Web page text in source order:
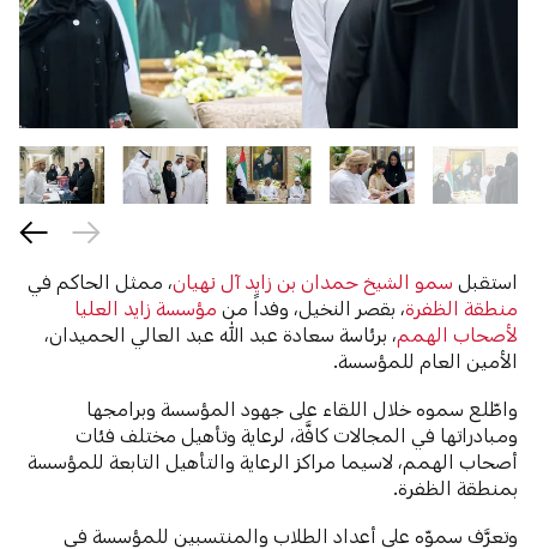
استقبل سمو الشيخ حمدان بن زايد آل نهيان، ممثل الحاكم في
منطقة الظفرة، بقصر النخيل، وفداً من مؤسسة زايد العليا
لأصحاب الهمم، برئاسة سعادة عبد الله عبد العالي الحميدان،
الأمين العام للمؤسسة.
واطّلع سموه خلال اللقاء على جهود المؤسسة وبرامجها
ومبادراتها في المجالات كافَّة، لرعاية وتأهيل مختلف فئات
أصحاب الهمم، لاسيما مراكز الرعاية والتأهيل التابعة للمؤسسة
بمنطقة الظفرة.
وتعرَّف سموّه على أعداد الطلاب والمنتسبين للمؤسسة في